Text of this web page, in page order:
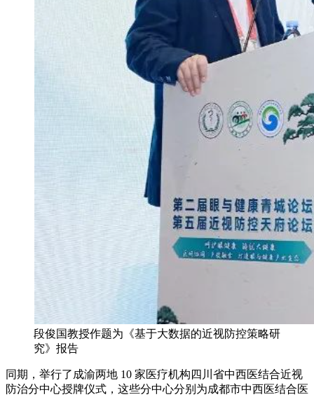
段俊国教授作题为《基于大数据的近视防控策略研
究》报告
同期，举行了成渝两地 10 家医疗机构四川省中西医结合近视
防治分中心授牌仪式，这些分中心分别为成都市中西医结合医